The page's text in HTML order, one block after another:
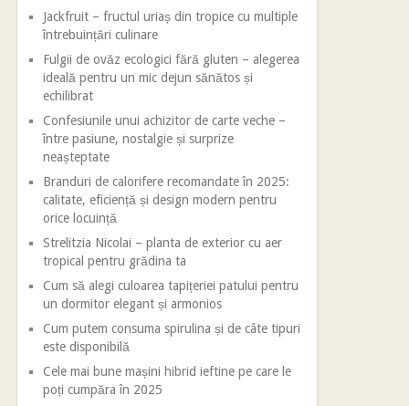
Jackfruit – fructul uriaș din tropice cu multiple
întrebuințări culinare
Fulgii de ovăz ecologici fără gluten – alegerea
ideală pentru un mic dejun sănătos și
echilibrat
Confesiunile unui achizitor de carte veche –
între pasiune, nostalgie și surprize
neașteptate
Branduri de calorifere recomandate în 2025:
calitate, eficiență și design modern pentru
orice locuință
Strelitzia Nicolai – planta de exterior cu aer
tropical pentru grădina ta
Cum să alegi culoarea tapițeriei patului pentru
un dormitor elegant și armonios
Cum putem consuma spirulina și de câte tipuri
este disponibilă
Cele mai bune mașini hibrid ieftine pe care le
poți cumpăra în 2025